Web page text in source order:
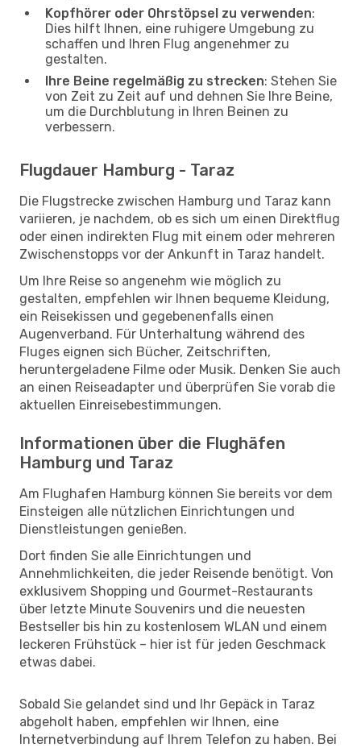
Kopfhörer oder Ohrstöpsel zu verwenden:
Dies hilft Ihnen, eine ruhigere Umgebung zu
schaffen und Ihren Flug angenehmer zu
gestalten.
Ihre Beine regelmäßig zu strecken: Stehen Sie
von Zeit zu Zeit auf und dehnen Sie Ihre Beine,
um die Durchblutung in Ihren Beinen zu
verbessern.
Flugdauer Hamburg - Taraz
Die Flugstrecke zwischen Hamburg und Taraz kann
variieren, je nachdem, ob es sich um einen Direktflug
oder einen indirekten Flug mit einem oder mehreren
Zwischenstopps vor der Ankunft in Taraz handelt.
Um Ihre Reise so angenehm wie möglich zu
gestalten, empfehlen wir Ihnen bequeme Kleidung,
ein Reisekissen und gegebenenfalls einen
Augenverband. Für Unterhaltung während des
Fluges eignen sich Bücher, Zeitschriften,
heruntergeladene Filme oder Musik. Denken Sie auch
an einen Reiseadapter und überprüfen Sie vorab die
aktuellen Einreisebestimmungen.
Informationen über die Flughäfen
Hamburg und Taraz
Am Flughafen Hamburg können Sie bereits vor dem
Einsteigen alle nützlichen Einrichtungen und
Dienstleistungen genießen.
Dort finden Sie alle Einrichtungen und
Annehmlichkeiten, die jeder Reisende benötigt. Von
exklusivem Shopping und Gourmet-Restaurants
über letzte Minute Souvenirs und die neuesten
Bestseller bis hin zu kostenlosem WLAN und einem
leckeren Frühstück – hier ist für jeden Geschmack
etwas dabei.
Sobald Sie gelandet sind und Ihr Gepäck in Taraz
abgeholt haben, empfehlen wir Ihnen, eine
Internetverbindung auf Ihrem Telefon zu haben. Bei